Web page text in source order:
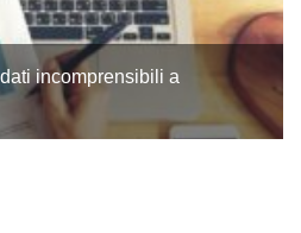
incomprensibili a